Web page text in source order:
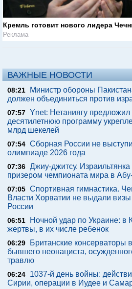
Кремль готовит нового лидера
Реклама
ВАЖНЫЕ НОВОСТИ
08:21
Министр обороны
должен объединиться против
07:57 Ynet: Нетаниягу предложил
десятилетнюю программу
млрд шекелей
07:54 Сборная России не
олимпиаде 2026 года
07:36 Джиу-джитсу.
призером чемпионата мира в
07:05 Спортивная гимнастика.
Власти Хорватии не выдали
России
06:51
Ночной удар по Украине: в
жертвы, в их числе ребенок
06:29
Британские
бывшего неонациста,
травлю
06:24
1037-й день войны:
Сирии, операции в Иудее и